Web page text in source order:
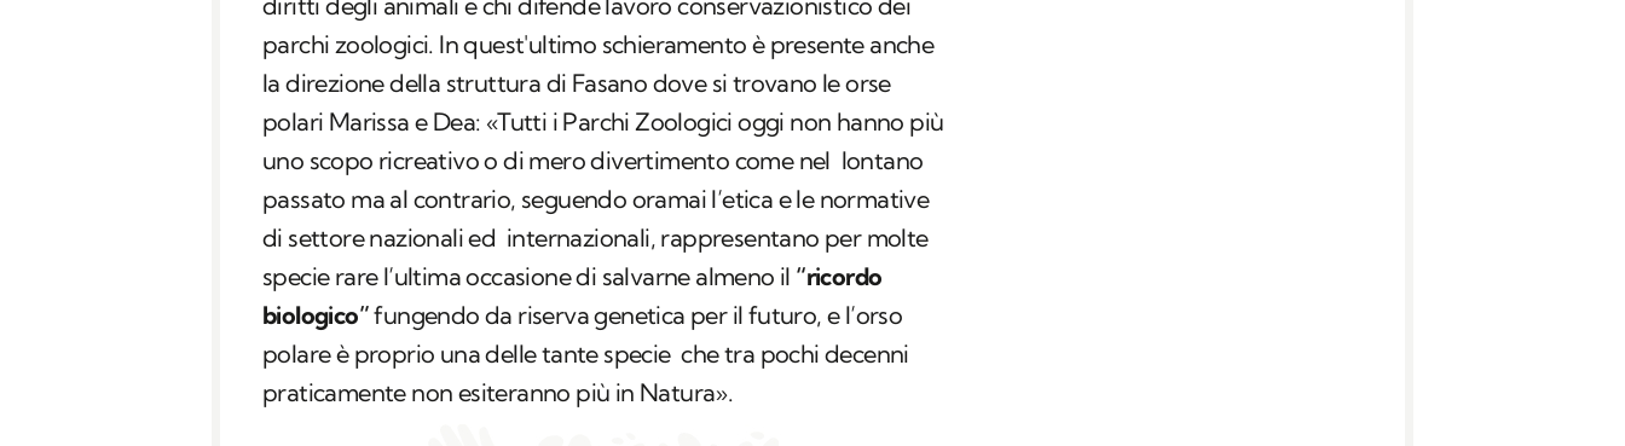
parchi zoologici. In quest'ultimo schieramento è presente anche
la direzione della struttura di Fasano dove si trovano le orse
polari Marissa e Dea: «Tutti i Parchi Zoologici oggi non hanno più
uno scopo ricreativo o di mero divertimento come nel lontano
passato ma al contrario, seguendo oramai l’etica e le normative
di settore nazionali ed internazionali, rappresentano per molte
specie rare l’ultima occasione di salvarne almeno il “ricordo
biologico”fungendo da riserva genetica per il futuro, e l’orso
polare è proprio una delle tante specie che tra pochi decenni
praticamente non esiteranno più in Natura».